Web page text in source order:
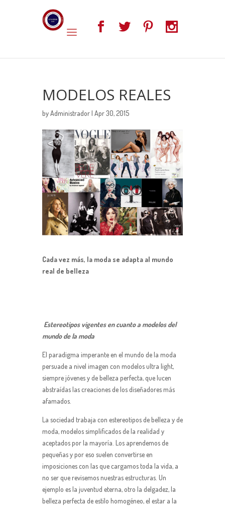
MODELOS REALES
byAdministrador| Apr 30, 2015
Cada vez más, la moda se adapta al mundo
real de belleza
Estereotipos vigentes en cuanto a modelos del
mundo de la moda
El paradigma imperante en el mundo de la moda
persuade a nivel imagen con modelos ultra light,
siempre jóvenes y de belleza perfecta, que lucen
abstraídas las creaciones de los diseñadores más
afamados.
La sociedad trabaja con estereotipos de belleza y de
moda, modelos simplificados de la realidad y
aceptados por la mayoría. Los aprendemos de
pequeñas y por eso suelen convertirse en
imposiciones con las que cargamos toda la vida, a
no ser que revisemos nuestras estructuras. Un
ejemplo es la juventud eterna, otro la delgadez, la
belleza perfecta de estilo homogéneo, el estar a la